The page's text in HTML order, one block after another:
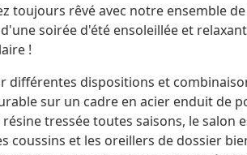
toujours rêvé avec notre ensemble
soirée d'été ensoleillée et
!
différentes dispositions et
sur un cadre en acier enduit de
tressée toutes saisons, le salon
coussins et les oreillers de dossier